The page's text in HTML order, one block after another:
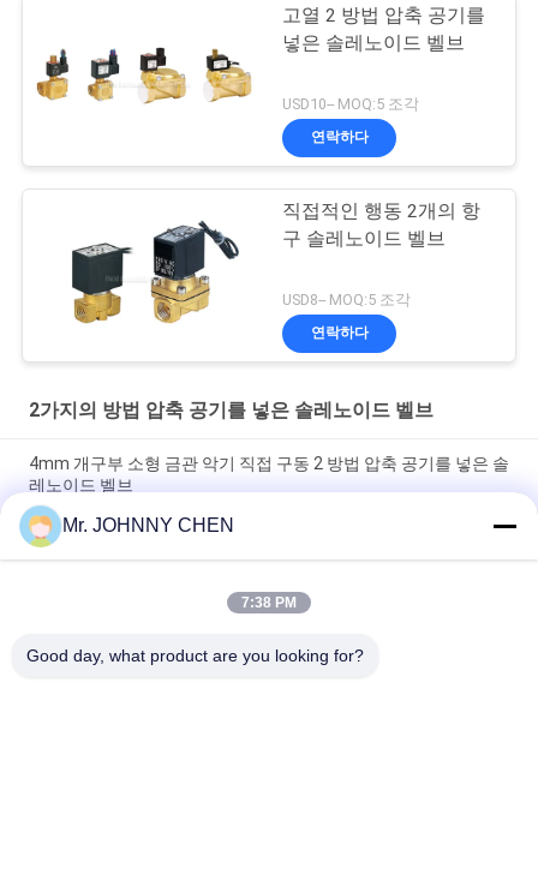
고열 2 방법 압축 공기를
넣은 솔레노이드 벨브
USD10-- MOQ:5 조각
연락하다
직접적인 행동 2개의 항
구 솔레노이드 벨브
USD8-- MOQ:5 조각
연락하다
2가지의 방법 압축 공기를 넣은 솔레노이드 벨브
4mm 개구부 소형 금관 악기 직접 구동 2 방법 압축 공기를 넣은 솔
레노이드 벨브
16~50mm 개구부 2/2 Viton 물개를 가진 금관 악기 압축 공기를
넣은 솔레노이드 벨브 G1/2 " ~G2"
고열 1.5MPa 2 방법 증기를 위한 PTFE 물개를 가진 압축 공기를
Mr. JOHNNY CHEN
7:38 PM
Good day, what product are you looking for?